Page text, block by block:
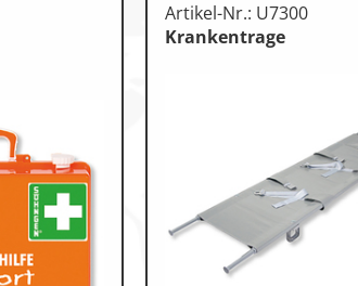
Artikel-Nr.: U7300
Krankentrage